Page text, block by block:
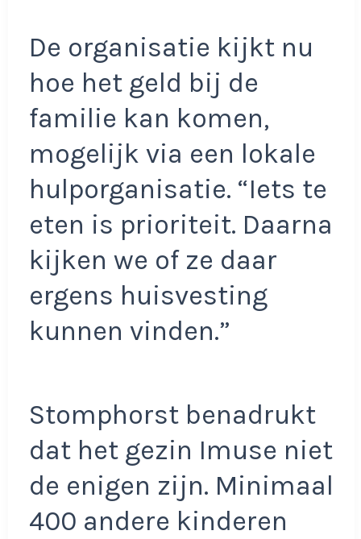
De organisatie kijkt nu
hoe het geld bij de
familie kan komen,
mogelijk via een lokale
hulporganisatie. “Iets te
eten is prioriteit. Daarna
kijken we of ze daar
ergens huisvesting
kunnen vinden.”
Stomphorst benadrukt
dat het gezin Imuse niet
de enigen zijn. Minimaal
400 andere kinderen